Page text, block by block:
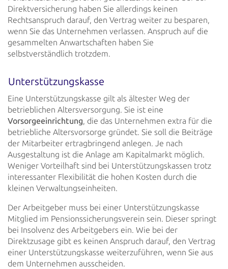
Direktversicherung haben Sie allerdings keinen
Rechtsanspruch darauf, den Vertrag weiter zu besparen,
wenn Sie das Unternehmen verlassen. Anspruch auf die
gesammelten Anwartschaften haben Sie
selbstverständlich trotzdem.
Unterstützungskasse
Eine Unterstützungskasse gilt als ältester Weg der
betrieblichen Altersversorgung. Sie ist eine
Vorsorgeeinrichtung, die das Unternehmen extra für die
betriebliche Altersvorsorge gründet. Sie soll die Beiträge
der Mitarbeiter ertragbringend anlegen. Je nach
Ausgestaltung ist die Anlage am Kapitalmarkt möglich.
Weniger Vorteilhaft sind bei Unterstützungskassen trotz
interessanter Flexibilität die hohen Kosten durch die
kleinen Verwaltungseinheiten.
Der Arbeitgeber muss bei einer Unterstützungskasse
Mitglied im Pensionssicherungsverein sein. Dieser springt
bei Insolvenz des Arbeitgebers ein. Wie bei der
Direktzusage gibt es keinen Anspruch darauf, den Vertrag
einer Unterstützungskasse weiterzuführen, wenn Sie aus
dem Unternehmen ausscheiden.